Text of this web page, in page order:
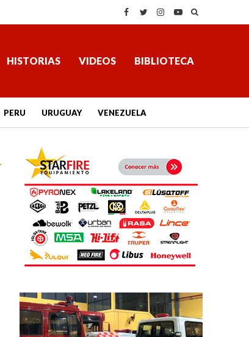
HISTORIAS VIDEOS BIBLIOTECA
PERU URUGUAY VENEZUELA